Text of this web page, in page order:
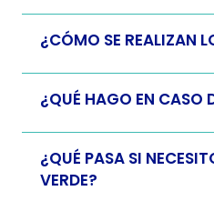
¿CÓMO SE REALIZAN
¿QUÉ PASA SI NECESITO EL
VERDE?